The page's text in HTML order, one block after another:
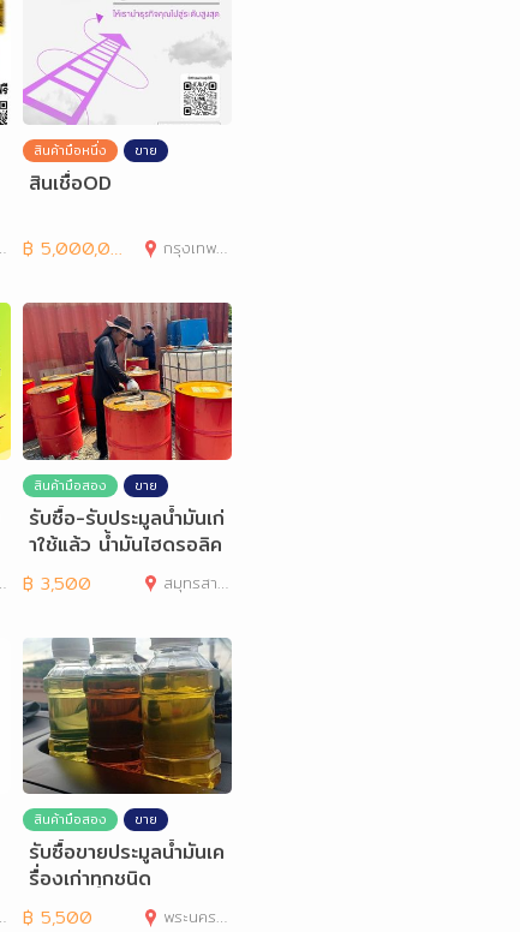
สินค้ามือหนึ่ง ขาย
สินเชื่อOD
฿ 5,000,000 กรุงเทพมหานคร
สินค้ามือสอง ขาย
รับซื้อ-รับประมูลน้ำมันเก่
าใช้แล้ว น้ำมันไฮดรอลิค
เก่า
฿ 3,500 สมุทรสาคร
สินค้ามือสอง ขาย
รับซื้อขายประมูลน้ำมันเค
รื่องเก่าทุกชนิด
฿ 5,500 พระนครศรีอยุธยา